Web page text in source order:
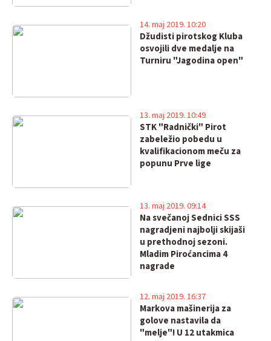
Džudisti pirotskog Kluba
osvojili dve medalje na
Turniru "Jagodina open"
14. maj 2019. 10:20
STK "Radnički" Pirot
zabeležio pobedu u
kvalifikacionom meču za
popunu Prve lige
13. maj 2019. 10:49
Na svečanoj Sednici SSS
nagradjeni najbolji skijaši
u prethodnoj sezoni.
Mladim Piroćancima 4
nagrade
13. maj 2019. 09:14
Markova mašinerija za
golove nastavila da
"melje"! U 12 utakmica
12. maj 2019. 16:37